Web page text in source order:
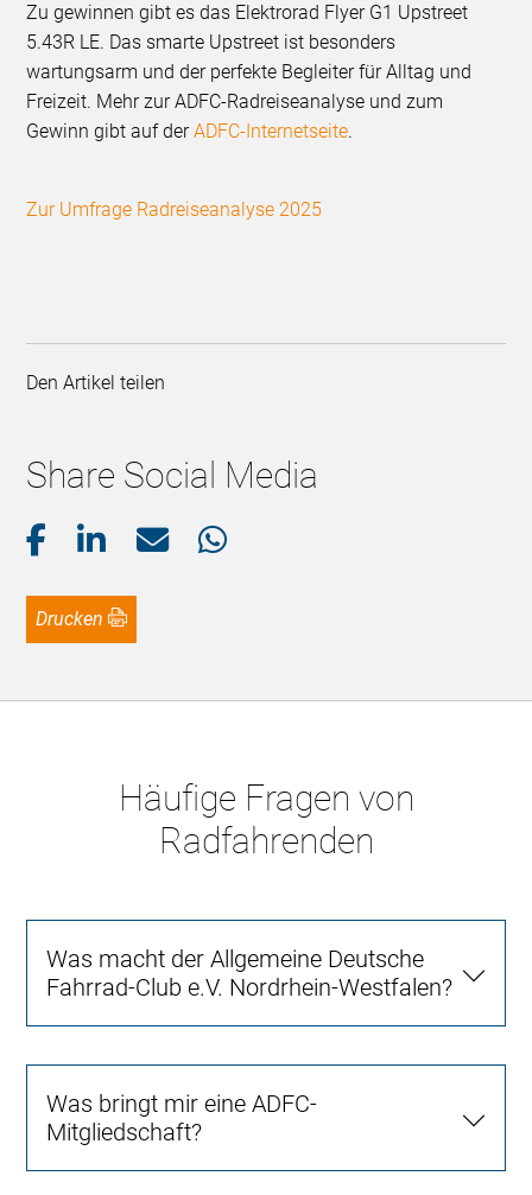
Zu gewinnen gibt es das Elektrorad Flyer G1 Upstreet
5.43R LE. Das smarte Upstreet ist besonders
wartungsarm und der perfekte Begleiter für Alltag und
Freizeit. Mehr zur ADFC-Radreiseanalyse und zum
Gewinn gibt auf derADFC-Internetseite.
Zur Umfrage Radreiseanalyse 2025
Den Artikel teilen
Share Social Media
Drucken
Häufige Fragen von
Radfahrenden
Was macht der Allgemeine Deutsche
Fahrrad-Club e.V. Nordrhein-Westfalen?
Was bringt mir eine ADFC-
Mitgliedschaft?